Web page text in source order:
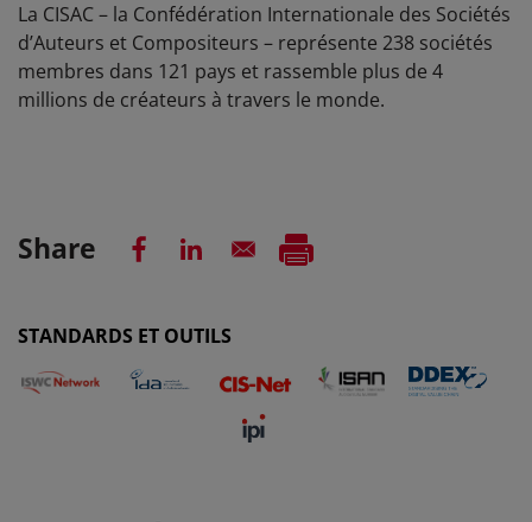
La CISAC – la Confédération Internationale des Sociétés
d’Auteurs et Compositeurs – représente 238 sociétés
membres dans 121 pays et rassemble plus de 4
millions de créateurs à travers le monde.
Share
STANDARDS ET OUTILS